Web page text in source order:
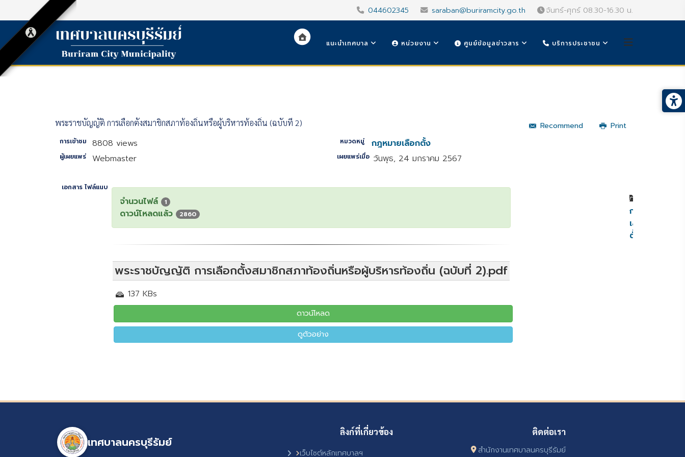
044602345 saraban@buriramcity.go.th จันทร์-ศุกร์ 08.30-16.30 น.
แนะนำเทศบาล หน่วยงาน ศูนย์ข้อมูลข่าวสาร บริการประชาชน
Recommend Print
พระราชบัญญัติ การเลือกตั้งสมาชิกสภาท้องถิ่นหรือผู้บริหารท้องถิ่น (ฉบับที่ 2)
การเข้าชม 8808 views หมวดหมู่ กฎหมายเลือกตั้ง
ผู้เผยแพร่ Webmaster เผยแพร่เมื่อ วันพุธ, 24 มกราคม 2567
เอกสาร ไฟล์แนบ
จำนวนไฟล์ 1
ดาวน์โหลดแล้ว 2860
พระราชบัญญัติ การเลือกตั้งสมาชิกสภาท้องถิ่นหรือผู้บริหารท้องถิ่น (ฉบับที่ 2).pdf
137 KBs
ดาวน์โหลด
ดูตัวอย่าง
กฎหมาย
เลือก
ตั้ง
เทศบาลนครบุรีรัมย์
ลิงก์ที่เกี่ยวข้อง
เว็บไซต์หลักเทศบาลฯ
ติดต่อเรา
สำนักงานเทศบาลนครบุรีรัมย์